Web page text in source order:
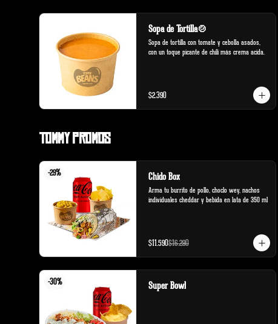
Sopa de Tortilla🍲
Sopa de tortilla con tomate y cebolla asados,
con un toque picante de chili más crema acida.
$2.390
Tommy Promos
-29% Chido Box
Arma tu burrito de pollo, choclo wey, nachos
individuales cheddar y bebida en lata de 350 ml
$11.590$16.290
-30% Super Bowl